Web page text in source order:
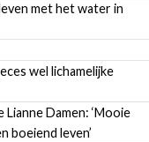
met het water in
wel lichamelijke
Lianne Damen: ‘Mooie
boeiend leven’